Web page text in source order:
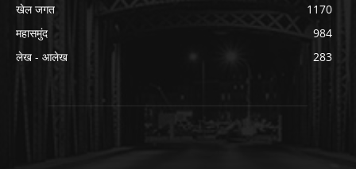
खेल जगत
1170
महासमुंद
984
लेख - आलेख
283